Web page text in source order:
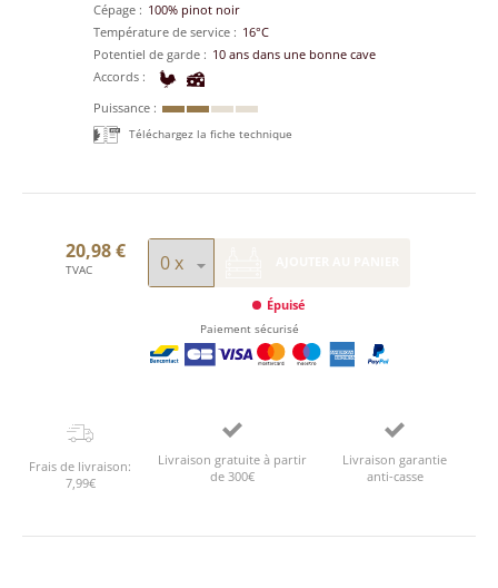
Cépage
100% pinot noir
Température de service
16°C
Potentiel de garde
10 ans dans une bonne cave
Accords
Puissance
Téléchargez la fiche technique
20,98 €
TVAC
Épuisé
Paiement sécurisé
Frais de livraison:
7,99€
Livraison gratuite à partir
de 300€
Livraison garantie
anti-casse